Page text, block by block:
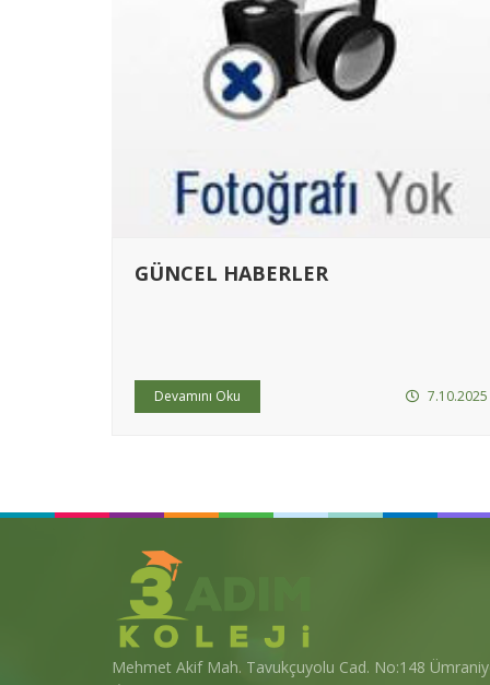
GÜNCEL HABERLER
Devamını Oku 7.10.2025
Mehmet Akif Mah. Tavukçuyolu Cad. No:148